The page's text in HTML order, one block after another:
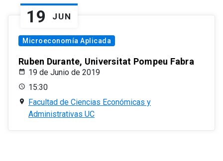
19 JUN
Microeconomía Aplicada
Ruben Durante, Universitat Pompeu Fabra
19 de Junio de 2019
15:30
Facultad de Ciencias Económicas y
Administrativas UC